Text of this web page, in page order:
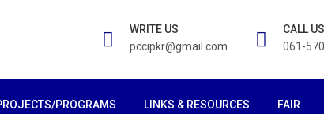
WRITE US
pccipkr@gmail.com
CALL US
061-
PROGRAMS LINKS & RESOURCES FAIR